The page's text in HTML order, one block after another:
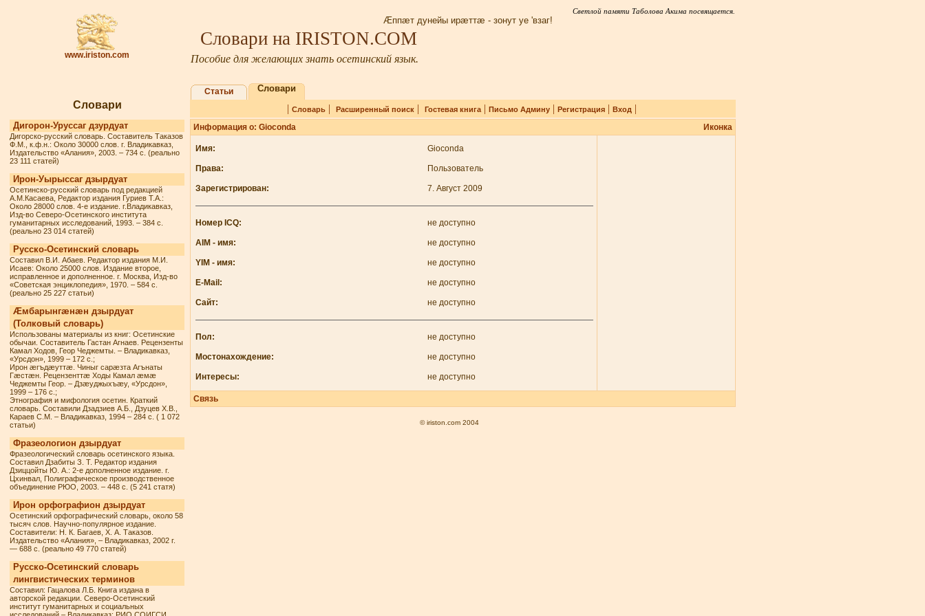
www.iriston.com
Светлой памяти Таболова Акима посвящается.
Æппæт дунейы ирæттæ - зонут уе 'взаг!
Словари на IRISTON.COM
Пособие для желающих знать осетинский язык.
Словари
Дигорон-Уруссаг дзурдуат
Дигорско-русский словарь. Составитель Таказов
Ф.М., к.ф.н.: Около 30000 слов. г. Владикавказ,
Издательство «Алания», 2003. – 734 с. (реально
23 111 статей)
Ирон-Уырыссаг дзырдуат
Осетинско-русский словарь под редакцией
А.М.Касаева, Редактор издания Гуриев Т.А.:
Около 28000 слов. 4-е издание. г.Владикавказ,
Изд-во Северо-Осетинского института
гуманитарных исследований, 1993. – 384 с.
(реально 23 014 статей)
Русско-Осетинский словарь
Составил В.И. Абаев. Редактор издания М.И.
Исаев: Около 25000 слов. Издание второе,
исправленное и дополненное. г. Москва, Изд-во
«Советская энциклопедия», 1970. – 584 с.
(реально 25 227 статьи)
Æмбарынгæнæн дзырдуат
(Толковый словарь)
Использованы материалы из книг: Осетинские
обычаи. Составитель Гастан Агнаев. Рецензенты
Камал Ходов, Геор Чеджемты. – Владикавказ,
«Урсдон», 1999 – 172 с.;
Ирон æгъдæуттæ. Чиныг сарæзта Агънаты
Гæстæн. Рецензенттæ Ходы Камал æмæ
Чеджемты Геор. – Дзæуджыхъæу, «Урсдон»,
1999 – 176 с.;
Этнография и мифология осетин. Краткий
словарь. Составили Дзадзиев А.Б., Дзуцев Х.В.,
Караев С.М. – Владикавказ, 1994 – 284 с. ( 1 072
статьи)
Фразеологион дзырдуат
Фразеологический словарь осетинского языка.
Составил Дзабиты З. Т. Редактор издания
Дзиццойты Ю. А.: 2-е дополненное издание. г.
Цхинвал, Полиграфическое производственное
объединение РЮО, 2003. – 448 с. (5 241 статя)
Ирон орфографион дзырдуат
Осетинский орфографический словарь, около 58
тысяч слов. Научно-популярное издание.
Составители: Н. К. Багаев, Х. А. Таказов.
Издательство «Алания», – Владикавказ, 2002 г.
— 688 с. (реально 49 770 статей)
Русско-Осетинский словарь
лингвистических терминов
Составил: Гацалова Л.Б. Книга издана в
авторской редакции. Северо-Осетинский
институт гуманитарных и социальных
Статьи Словари
| Словарь| Расширенный поиск| Гостевая книга| Письмо Админу| Регистрация| Вход |
Информация о: Gioconda Иконка
Имя: Gioconda
Права: Пользователь
Зарегистрирован: 7. Август 2009
Номер ICQ: не доступно
AIM - имя: не доступно
YIM - имя: не доступно
E-Mail: не доступно
Сайт: не доступно
Пол: не доступно
Мостонахождение: не доступно
Интересы: не доступно
Связь
© iriston.com 2004